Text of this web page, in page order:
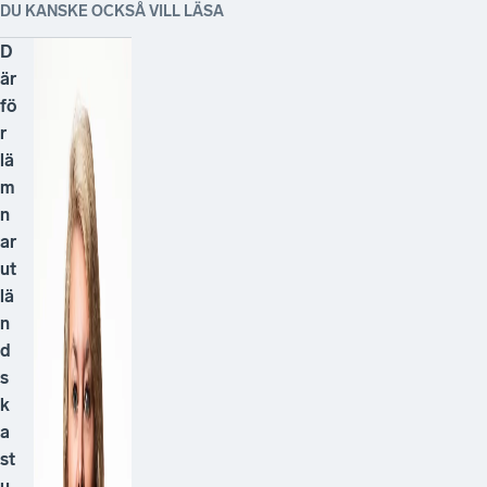
DU KANSKE OCKSÅ VILL LÄSA
D
är
fö
r
lä
m
n
ar
ut
lä
n
d
s
k
a
st